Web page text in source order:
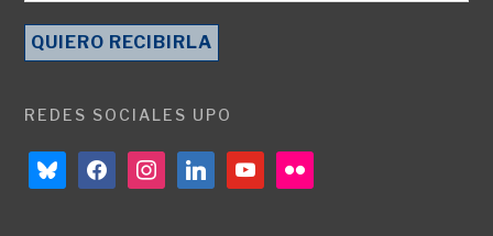
REDES SOCIALES UPO
blueskyfacebookinstagramlinkedinyoutubeflickr